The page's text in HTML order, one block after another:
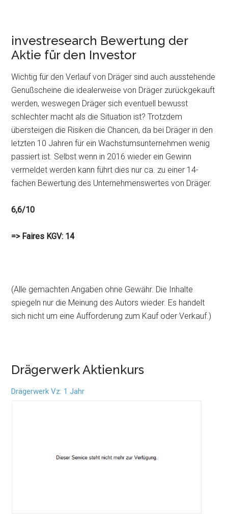
investresearch Bewertung der
Aktie für den Investor
Wichtig für den Verlauf von Dräger sind auch ausstehende
Genußscheine die idealerweise von Dräger zurückgekauft
werden, weswegen Dräger sich eventuell bewusst
schlechter macht als die Situation ist? Trotzdem
übersteigen die Risiken die Chancen, da bei Dräger in den
letzten 10 Jahren für ein Wachstumsunternehmen wenig
passiert ist. Selbst wenn in 2016 wieder ein Gewinn
vermeldet werden kann führt dies nur ca. zu einer 14-
fachen Bewertung des Unternehmenswertes von Dräger.
6,6/10
=> Faires KGV: 14
(Alle gemachten Angaben ohne Gewähr. Die Inhalte
spiegeln nur die Meinung des Autors wieder. Es handelt
sich nicht um eine Aufforderung zum Kauf oder Verkauf.)
Drägerwerk Aktienkurs
Drägerwerk Vz: 1 Jahr